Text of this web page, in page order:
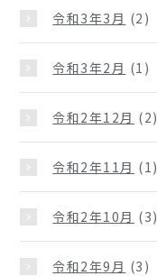
令和3年3月 (2)
令和3年2月 (1)
令和2年12月 (2)
令和2年11月 (1)
令和2年10月 (3)
令和2年9月 (3)